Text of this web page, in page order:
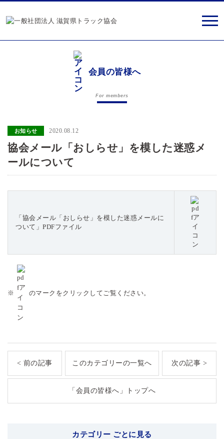
会員の皆様へ
For members
お知らせ 2020.08.12
協会メール「おしらせ」を模した迷惑メ
ールについて
「協会メール「おしらせ」を模した迷惑メールに
ついて」PDFファイル
※ のマークをクリックしてご覧ください。
< 前の記事 このカテゴリーの一覧へ 次の記事 >
「会員の皆様へ」トップへ
カテゴリー ごとに見る